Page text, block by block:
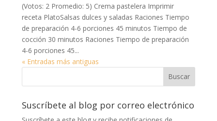
(Votos: 2 Promedio: 5) Crema pastelera Imprimir
receta PlatoSalsas dulces y saladas Raciones Tiempo
de preparación 4-6 porciones 45 minutos Tiempo de
cocción 30 minutos Raciones Tiempo de preparación
4-6 porciones 45...
« Entradas más antiguas
Suscríbete al blog por correo electrónico